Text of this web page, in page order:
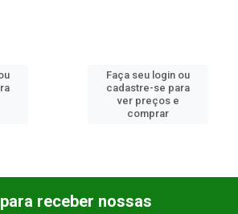
ou
Faça seu login ou
cadastre-se para
ver preços e
comprar
receber nossas